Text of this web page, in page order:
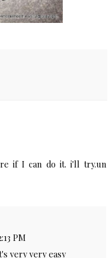
if I can do it. i'll try.un
PM
very very easy